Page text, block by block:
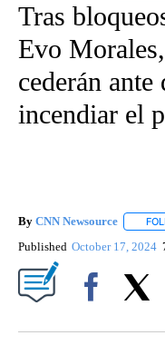
Tras
Evo
cederán ante
incendiar el
By CNN Newsource
Published October 17, 2024